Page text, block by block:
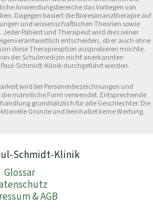
Anwendungsbereiche das Vorliegen von
Dagegen basiert die Bioresonanztherapie auf
und wissenschaftlichen Theorien sowie
Patient und Therapeut wird dies seiner
entscheiden, ob er auch ohne
diese Therapieoption ausprobieren möchte.
der Schulmedizin nicht anerkannten
Schmidt-Klinik durchgeführt werden.
wird bei Personenbezeichnungen und
männliche Form verwendet. Entsprechende
grundsätzlich für alle Geschlechter. Die
Gründe und beinhaltet keine Wertung.
Schmidt-Klinik
Glossar
& AGB